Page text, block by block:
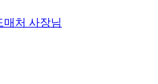
매처 사장님